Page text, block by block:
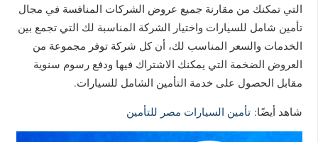
التي تمكنك من مقارنة جميع عروض الشركات المنافسة في مجال
تأمين شامل للسيارات واختيار الشركة المناسبة لك التي تجمع بين
الخدمات والسعر المناسب لك، أن كل شركة توفر مجموعة من
العروض الضخمة التي يمكنك الاشتراك فيها ودفع رسوم سنوية
مقابل الحصول على خدمة التأمين الشامل للسيارات.
شاهد أيضًا:تأمين السيارات مصر للتأمين